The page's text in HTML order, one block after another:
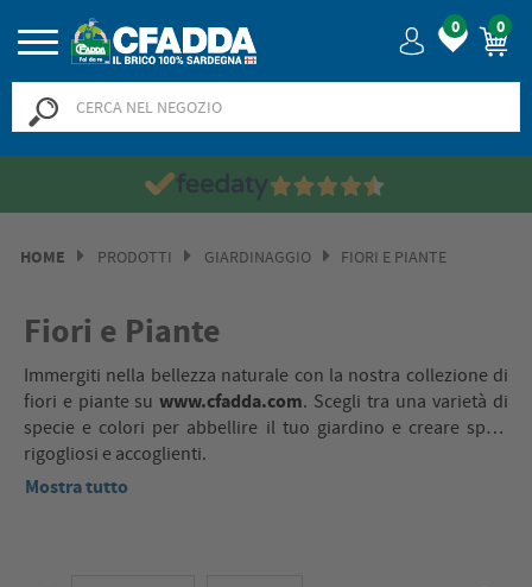
0 0
HOME PRODOTTI GIARDINAGGIO FIORI E PIANTE
Fiori e Piante
Immergiti nella bellezza naturale con la nostra collezione di
fiori e piante su www.cfadda.com. Scegli tra una varietà di
specie e colori per abbellire il tuo giardino e creare spazi
rigogliosi e accoglienti.
Mostra tutto